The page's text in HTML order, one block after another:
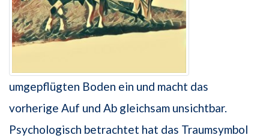
umgepflügten Boden ein und macht das
vorherige Auf und Ab gleichsam unsichtbar.
Psychologisch betrachtet hat das Traumsymbol